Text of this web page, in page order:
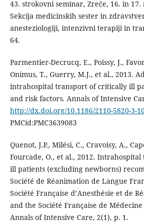
43. strokovni seminar, Zreče, 16. in
Sekcija medicinskih sester in
anesteziologiji, intenzivni terapiji in
64.
Parmentier-Decrucq, E., Poissy, J.,
Onimus, T., Guerry, M.J., et al., 2013.
intrahospital transport of critically ill
and risk factors. Annals of Intensive
http://dx.doi.org/10.1186/2110-5820-3-
PMCid:PMC3639083
Quenot, J.P., Milési, C., Cravoisy, A.,
Fourcade, O., et al., 2012.
ill patients (excluding newborns)
Société de Réanimation de Langue
Société Française d’Anesthésie et de
and the Société Française de Médecine
Annals of Intensive Care, 2(1), p. 1.